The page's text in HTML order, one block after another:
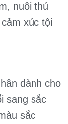
nuôi thú
xúc tội
dành cho
sang sắc
sắc